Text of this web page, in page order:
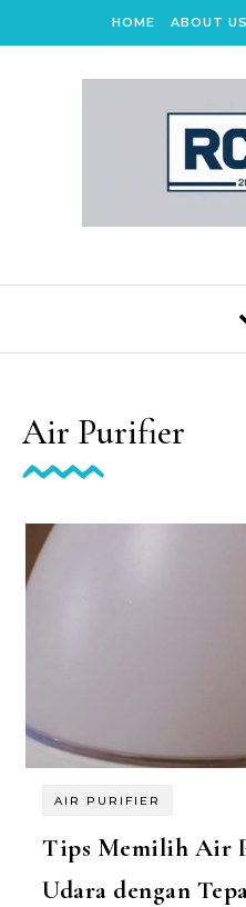
HOME ABOUT US
Air Purifier
AIR PURIFIER
Tips Memilih Air
Udara dengan